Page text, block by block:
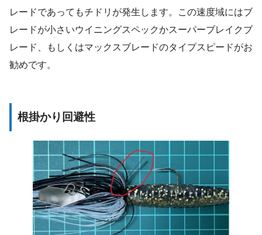
レードであってもチドリが発生します。この速度域にはブ
レードが小さいウイニングスペックかスーパーブレイクブ
レード、もしくはマックスブレードのタイプスピードがお
勧めです。
根掛かり回避性